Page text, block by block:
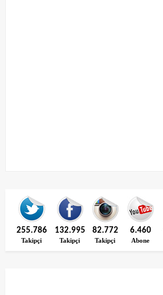
255.786
Takipçi
132.995
Takipçi
82.772
Takipçi
6.460
Abone